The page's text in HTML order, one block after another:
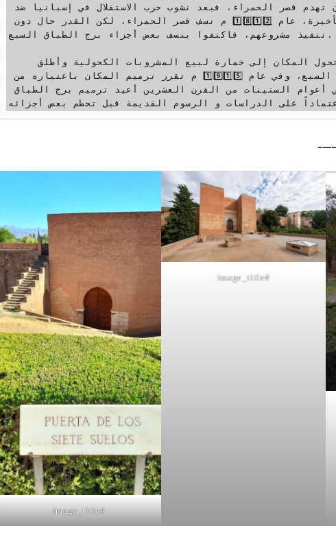
تنفيذ مشروعهم، فاكتفوا بنسف بعض أجزاء برج الطباق السبع.
#image_title
#image_title